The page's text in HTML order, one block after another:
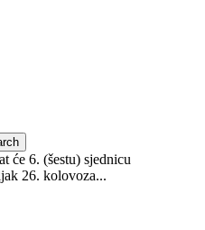
će 6. (šestu) sjednicu
26. kolovoza...